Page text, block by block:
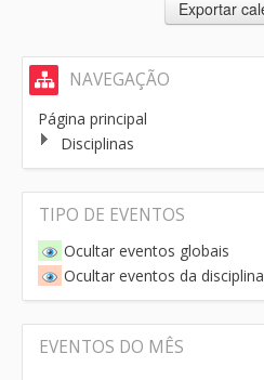
NAVEGAÇÃO
Página principal
Disciplinas
TIPO DE EVENTOS
Ocultar eventos globais
Ocultar eventos da disciplina
EVENTOS DO MÊS